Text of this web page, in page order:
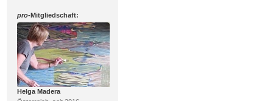
pro-Mitgliedschaft:
Helga Madera